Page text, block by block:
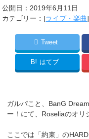
公開日： 2019年6月11日
カテゴリー：[ライブ・楽曲]
Tweet
B! はてブ
ガルパこと、BanG
ー！にて、Roseliaのオリ
ここでは「約束」の